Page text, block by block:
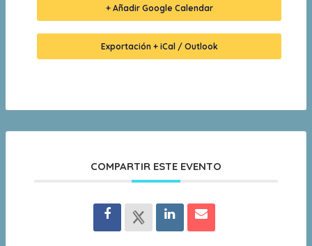
+ Añadir Google Calendar
Exportación + iCal / Outlook
COMPARTIR ESTE EVENTO